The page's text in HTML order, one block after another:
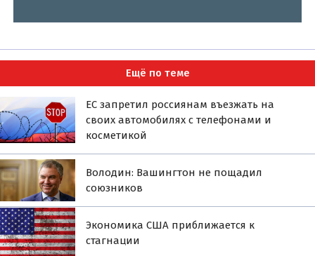
Ещё по теме
ЕС запретил россиянам въезжать на
своих автомобилях с телефонами и
косметикой
Володин: Вашингтон не пощадил
союзников
Экономика США приближается к
стагнации